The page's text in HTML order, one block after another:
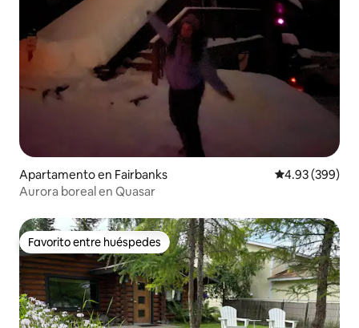
Apartamento en Fairbanks Calificación
4.93 (399)
Aurora boreal en Quasar
Favorito entre huéspedes
Favorito entre huéspedes